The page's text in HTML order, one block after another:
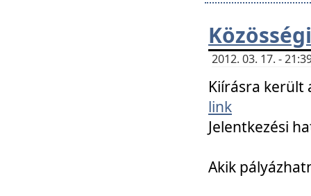
2012. 03. 17. -
Kiírásra került
link
Jelentkezési
Akik